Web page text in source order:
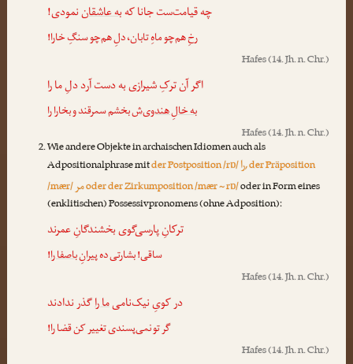
چه قیامت‌ست جانا کهبه عاشقاننمودی!
رخِ هم‌چو ماهِ تابان، دلِ هم‌چو سنگِ خارا!
Hafes(14. Jh. n. Chr.)
اگر آن ترکِ شیرازی به دست آرد دلِ ما را
به خالِ هندوی‌شبخشم سمرقند و بخارا را
Hafes(14. Jh. n. Chr.)
Wie andere Objekte in archaischen Idiomen auch als
Adpositionalphrase mitder Postposition /rɒ/را, der Präposition
/mær/مرoder der Zirkumposition /mær ~ rɒ/oder in Form eines
(enklitischen) Possessivpronomens (ohne Adposition):
ترکانِ پارسی‌گوی بخشندگانِ عمرند
ساقی! بشارتی دهپیرانِ باصفا را!
Hafes(14. Jh. n. Chr.)
در کویِ نیک‌نامیما راگذر ندادند
گر تو نمی‌پسندی تغییر کن قضا را!
Hafes(14. Jh. n. Chr.)